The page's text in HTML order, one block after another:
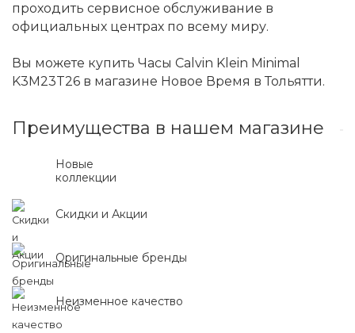
проходить сервисное обслуживание в
официальных центрах по всему миру.
Вы можете купить Часы Calvin Klein Minimal
K3M23T26 в магазине Новое Время в Тольятти.
Преимущества в нашем магазине
Новые
коллекции
Скидки и Акции
Оригинальные бренды
Неизменное качество